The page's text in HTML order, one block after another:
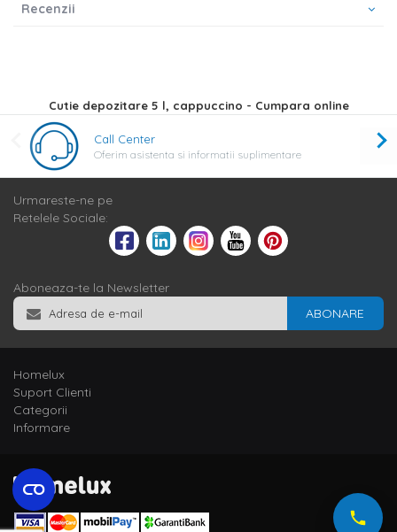
Recenzii
Cutie depozitare 5 l, cappuccino - Cumpara online
Call Center
Oferim asistenta si informatii suplimentare
Urmareste-ne pe
Retelele Sociale:
Aboneaza-te la Newsletter
ABONARE
Homelux
Suport Clienti
Categorii
Informare